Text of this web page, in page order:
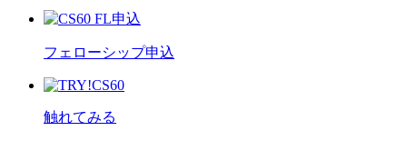
フェローシップ申込
触れてみる